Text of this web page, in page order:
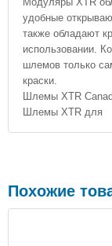
удобные
также обладают
использовании.
шлемов только
краски.
Шлемы XTR
Шлемы XTR для
Похожие